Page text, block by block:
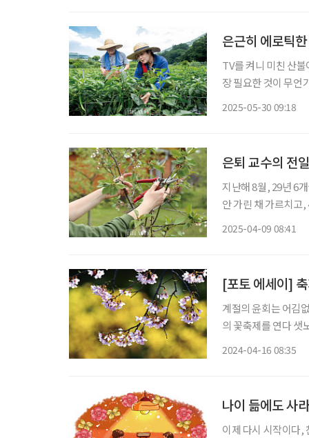
은근히 에로틱
TV를 켜니 미친 산
장 필요한 것이 무언
2025-05-30 09:18
은퇴 교수의 전
지난해 8월, 29년 6
안 가린 채 가르치고
2025-04-09 08:41
[포토 에세이]
계절의 윤회는 어김없어 다시 따스
의
2024-04-16 08:35
나이 듦에도 사
이제 다시 시작이다,